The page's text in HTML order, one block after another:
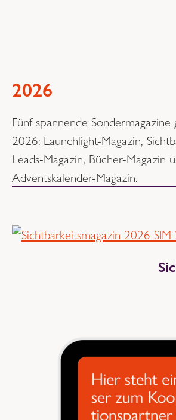
2026
Fünf spannende Sondermagazine
2026: Launchlight-Magazin,
Leads-Magazin, Bücher-Magazin
Adventskalender-Magazin.